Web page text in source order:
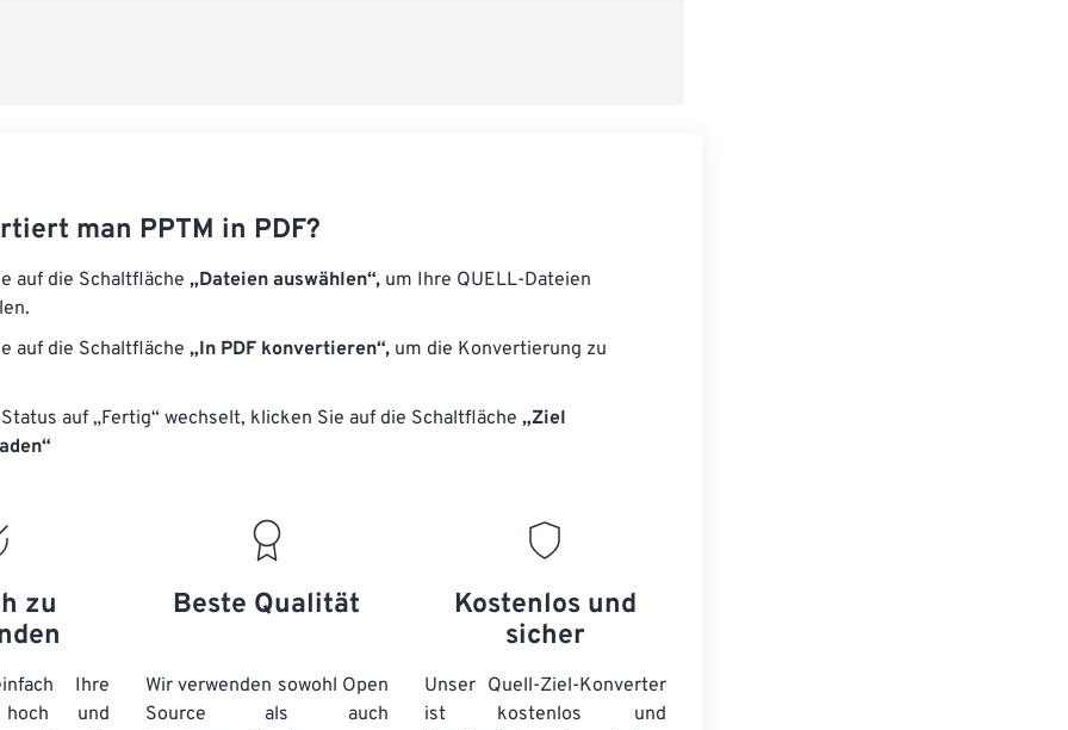
man PPTM in PDF?
auf die Schaltfläche „Dateien auswählen“, um Ihre QUELL-Dateien
auf die Schaltfläche „In PDF konvertieren“, um die Konvertierung zu
auf „Fertig“ wechselt, klicken Sie auf die Schaltfläche „Ziel
zu
Ihre
hoch und
Beste Qualität
Wir verwenden sowohl Open
Source als auch
Kostenlos und
sicher
Unser Quell-Ziel-Konverter
ist kostenlos und